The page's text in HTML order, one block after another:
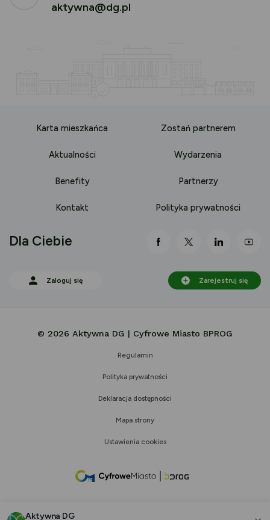
aktywna@dg.pl
Karta mieszkańca Zostań partnerem
Aktualności Wydarzenia
Benefity Partnerzy
Kontakt Polityka prywatności
link otwiera się nowej
link otwiera się
link
Dla Ciebie
Zaloguj się Zarejestruj się
© 2026 Aktywna DG | Cyfrowe Miasto BPROG
Regulamin
Polityka prywatności
Deklaracja dostępności
Mapa strony
Ustawienia cookies
link
Aktywna DG